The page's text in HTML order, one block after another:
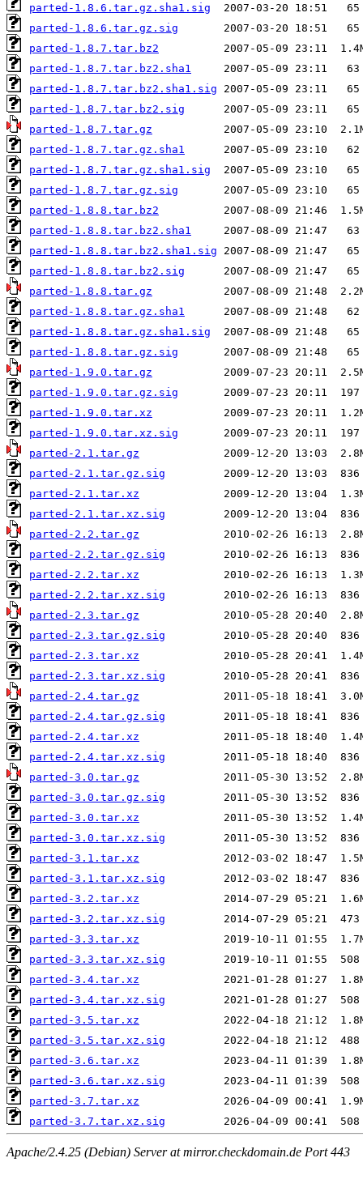
parted-1.8.6.tar.gz.sha1.sig
parted-1.8.6.tar.gz.sig
parted-1.8.7.tar.bz2
parted-1.8.7.tar.bz2.sha1
parted-1.8.7.tar.bz2.sha1.sig
parted-1.8.7.tar.bz2.sig
parted-1.8.7.tar.gz
parted-1.8.7.tar.gz.sha1
parted-1.8.7.tar.gz.sha1.sig
parted-1.8.7.tar.gz.sig
parted-1.8.8.tar.bz2
parted-1.8.8.tar.bz2.sha1
parted-1.8.8.tar.bz2.sha1.sig
parted-1.8.8.tar.bz2.sig
parted-1.8.8.tar.gz
parted-1.8.8.tar.gz.sha1
parted-1.8.8.tar.gz.sha1.sig
parted-1.8.8.tar.gz.sig
parted-1.9.0.tar.gz
parted-1.9.0.tar.gz.sig
parted-1.9.0.tar.xz
parted-1.9.0.tar.xz.sig
parted-2.1.tar.gz
parted-2.1.tar.gz.sig
parted-2.1.tar.xz
parted-2.1.tar.xz.sig
parted-2.2.tar.gz
parted-2.2.tar.gz.sig
parted-2.2.tar.xz
parted-2.2.tar.xz.sig
parted-2.3.tar.gz
parted-2.3.tar.gz.sig
parted-2.3.tar.xz
parted-2.3.tar.xz.sig
parted-2.4.tar.gz
parted-2.4.tar.gz.sig
parted-2.4.tar.xz
parted-2.4.tar.xz.sig
parted-3.0.tar.gz
parted-3.0.tar.gz.sig
parted-3.0.tar.xz
parted-3.0.tar.xz.sig
parted-3.1.tar.xz
parted-3.1.tar.xz.sig
parted-3.2.tar.xz
parted-3.2.tar.xz.sig
parted-3.3.tar.xz
parted-3.3.tar.xz.sig
parted-3.4.tar.xz
parted-3.4.tar.xz.sig
parted-3.5.tar.xz
parted-3.5.tar.xz.sig
parted-3.6.tar.xz
parted-3.6.tar.xz.sig
parted-3.7.tar.xz
parted-3.7.tar.xz.sig
Apache/2.4.25 (Debian) Server at mirror.checkdomain.de Port 443